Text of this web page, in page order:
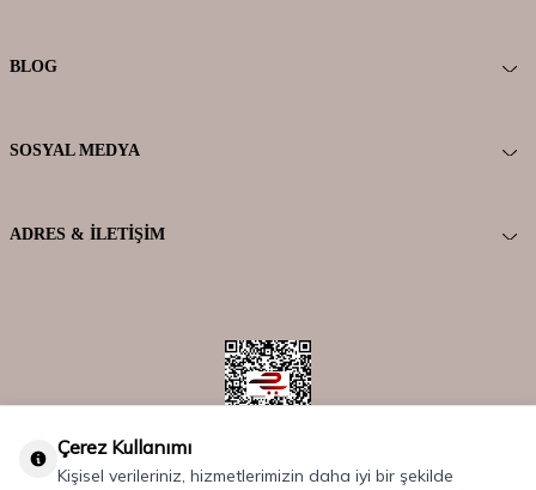
BLOG
SOSYAL MEDYA
ADRES & İLETIŞIM
Copyriht © 2025 Tüm Hakları Saklıdır.
Çerez Kullanımı
Kişisel verileriniz, hizmetlerimizin daha iyi bir şekilde